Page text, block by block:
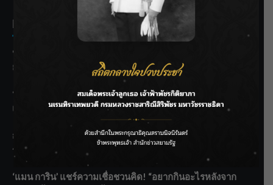
Recent Posts
ชลประทานเชียงใหม่เร่งพร่องน้ำแม่น้ำปิง รับมวลน้ำเหนือ ย้ำ
ยังไม่ล้นตลิ่ง
ฟาดลุคใหม่! “แบม พิชญานิน” แดนซ์สับทุกจังหวะ ชวนแฟนๆ
แกะท่า #นอกจอนอกใจ
กรมชลฯ รับฟังประชาชน ติดตามแก้ปัญหาโครงการประตู
ระบายน้ำศรีสองรักฯ
‘แมน การิน’ แชร์ความเชื่อชวนคิด! “อยากกินอะไรหลังจาก